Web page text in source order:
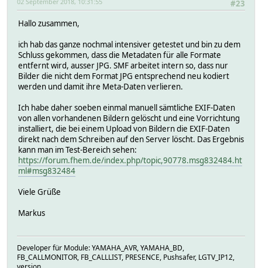
#23
Hallo zusammen,
ich hab das ganze nochmal intensiver getestet und bin zu dem
Schluss gekommen, dass die Metadaten für alle Formate
entfernt wird, ausser JPG. SMF arbeitet intern so, dass nur
Bilder die nicht dem Format JPG entsprechend neu kodiert
werden und damit ihre Meta-Daten verlieren.
Ich habe daher soeben einmal manuell sämtliche EXIF-Daten
von allen vorhandenen Bildern gelöscht und eine Vorrichtung
installiert, die bei einem Upload von Bildern die EXIF-Daten
direkt nach dem Schreiben auf den Server löscht. Das Ergebnis
kann man im Test-Bereich sehen:
https://forum.fhem.de/index.php/topic,90778.msg832484.ht
ml#msg832484
Viele Grüße
Markus
Developer für Module: YAMAHA_AVR, YAMAHA_BD,
FB_CALLMONITOR, FB_CALLLIST, PRESENCE, Pushsafer, LGTV_IP12,